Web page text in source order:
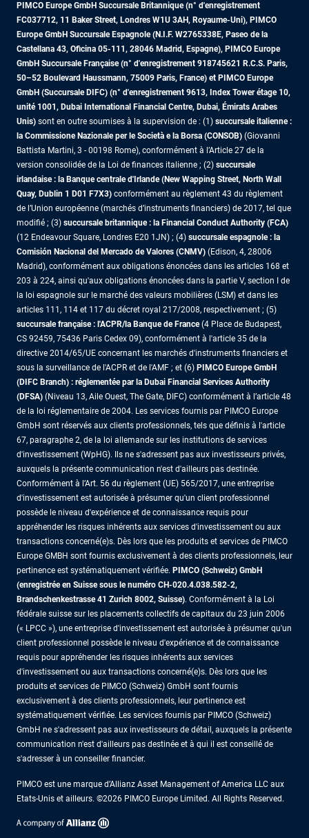
PIMCO Europe GmbH Succursale Britannique (n° d'enregistrement
FC037712, 11 Baker Street, Londres W1U 3AH, Royaume-Uni), PIMCO
Europe GmbH Succursale Espagnole (N.I.F. W2765338E, Paseo de la
Castellana 43, Oficina 05-111, 28046 Madrid, Espagne), PIMCO Europe
GmbH Succursale Française (n° d'enregistrement 918745621 R.C.S. Paris,
50–52 Boulevard Haussmann, 75009 Paris, France) et PIMCO Europe
GmbH (Succursale DIFC) (n° d'enregistrement 9613, Index Tower étage 10,
unité 1001, Dubai International Financial Centre, Dubai, Émirats Arabes
Unis) sont en outre soumises à la supervision de : (1) succursale italienne :
la Commissione Nazionale per le Società e la Borsa (CONSOB) (Giovanni
Battista Martini, 3 - 00198 Rome), conformément à l’Article 27 de la
version consolidée de la Loi de finances italienne ; (2) succursale
irlandaise : la Banque centrale d'Irlande (New Wapping Street, North Wall
Quay, Dublin 1 D01 F7X3) conformément au règlement 43 du règlement
de l’Union européenne (marchés d’instruments financiers) de 2017, tel que
modifié ; (3) succursale britannique : la Financial Conduct Authority (FCA)
(12 Endeavour Square, Londres E20 1JN) ; (4) succursale espagnole : la
Comisión Nacional del Mercado de Valores (CNMV) (Edison, 4, 28006
Madrid), conformément aux obligations énoncées dans les articles 168 et
203 à 224, ainsi qu'aux obligations énoncées dans la partie V, section I de
la loi espagnole sur le marché des valeurs mobilières (LSM) et dans les
articles 111, 114 et 117 du décret royal 217/2008, respectivement ; (5)
succursale française : l'ACPR/la Banque de France(4 Place de Budapest,
CS 92459, 75436 Paris Cedex 09), conformément à l'article 35 de la
directive 2014/65/UE concernant les marchés d'instruments financiers et
sous la surveillance de l'ACPR et de l'AMF ; et (6) PIMCO Europe GmbH
(DIFC Branch) : réglementée par la Dubai Financial Services Authority
(DFSA) (Niveau 13, Aile Ouest, The Gate, DIFC) conformément à l’article 48
de la loi réglementaire de 2004. Les services fournis par PIMCO Europe
GmbH sont réservés aux clients professionnels, tels que définis à l'article
67, paragraphe 2, de la loi allemande sur les institutions de services
d'investissement (WpHG). Ils ne s'adressent pas aux investisseurs privés,
auxquels la présente communication n'est d'ailleurs pas destinée.
Conformément à l’Art. 56 du règlement (UE) 565/2017, une entreprise
d'investissement est autorisée à présumer qu'un client professionnel
possède le niveau d'expérience et de connaissance requis pour
appréhender les risques inhérents aux services d'investissement ou aux
transactions concerné(e)s. Dès lors que les produits et services de PIMCO
Europe GMBH sont fournis exclusivement à des clients professionnels, leur
pertinence est systématiquement vérifiée. PIMCO (Schweiz) GmbH
(enregistrée en Suisse sous le numéro CH-020.4.038.582-2,
Brandschenkestrasse 41 Zurich 8002, Suisse). Conformément à la Loi
fédérale suisse sur les placements collectifs de capitaux du 23 juin 2006
(« LPCC »), une entreprise d'investissement est autorisée à présumer qu'un
client professionnel possède le niveau d'expérience et de connaissance
requis pour appréhender les risques inhérents aux services
d'investissement ou aux transactions concerné(e)s. Dès lors que les
produits et services de PIMCO (Schweiz) GmbH sont fournis
exclusivement à des clients professionnels, leur pertinence est
systématiquement vérifiée. Les services fournis par PIMCO (Schweiz)
GmbH ne s'adressent pas aux investisseurs de détail, auxquels la présente
communication n'est d'ailleurs pas destinée et à qui il est conseillé de
s'adresser à un conseiller financier.
PIMCO est une marque d’Allianz Asset Management of America LLC aux
Etats-Unis et ailleurs. ©2026 PIMCO Europe Limited. All Rights Reserved.